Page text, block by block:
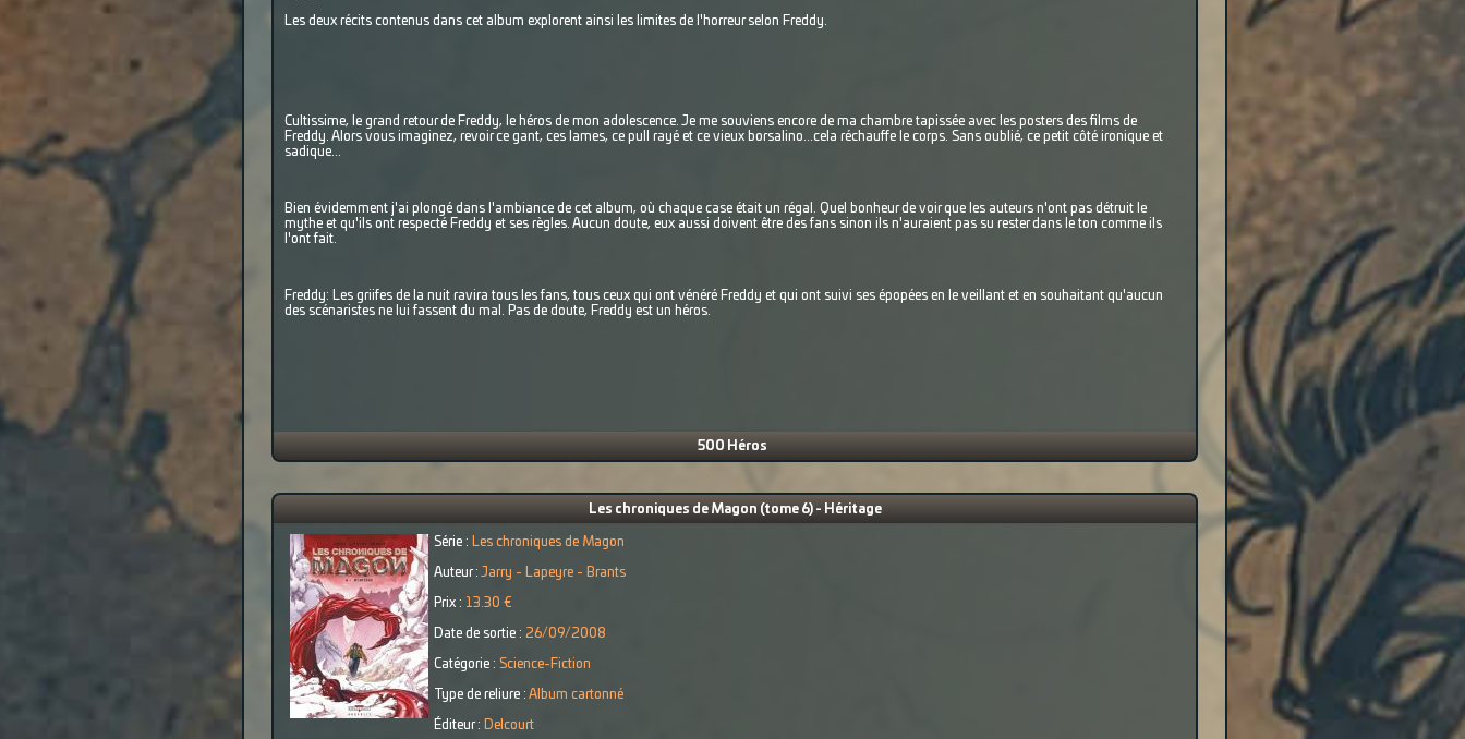
Les deux récits contenus dans cet album explorent ainsi les limites de l'horreur selon Freddy.
Cultissime, le grand retour de Freddy, le héros de mon adolescence. Je me souviens encore de ma chambre tapissée avec les posters des films de
Freddy. Alors vous imaginez, revoir ce gant, ces lames, ce pull rayé et ce vieux borsalino...cela réchauffe le corps. Sans oublié, ce petit côté ironique et
sadique...
Bien évidemment j'ai plongé dans l'ambiance de cet album, où chaque case était un régal. Quel bonheur de voir que les auteurs n'ont pas détruit le
mythe et qu'ils ont respecté Freddy et ses règles. Aucun doute, eux aussi doivent être des fans sinon ils n'auraient pas su rester dans le ton comme ils
l'ont fait.
Freddy: Les griifes de la nuit ravira tous les fans, tous ceux qui ont vénéré Freddy et qui ont suivi ses épopées en le veillant et en souhaitant qu'aucun
des scénaristes ne lui fassent du mal. Pas de doute, Freddy est un héros.
500 Héros
Les chroniques de Magon (tome 6) - Héritage
Série : Les chroniques de Magon
Auteur : Jarry - Lapeyre - Brants
Prix : 13.30 €
Date de sortie : 26/09/2008
Catégorie : Science-Fiction
Type de reliure : Album cartonné
Éditeur : Delcourt